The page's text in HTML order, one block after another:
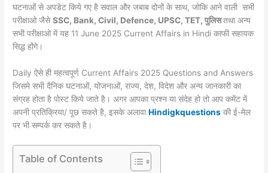
घटनाओं से अपडेट किये गए है सवाल और जबाब दोनों के साथ, जोकि आने वाली सभी
परीक्षाओ जैसेSSC, Bank, Civil, Defence, UPSC, TET, पुलिसतथा अन्य
सभी परीक्षाओ में यह 11 June 2025 Current Affairs in Hindi काफी सहायक
सिद्ध होंगे।
Daily ऐसे ही महत्वपूर्ण Current Affairs 2025 Questions and Answers
जिसमे सभी दैनिक घटनाओं, योजनाओं, राज्य, देश, विदेश और अन्य जानकारी का
संग्रह होता है पोस्ट किये जाते है। अगर आपका प्रश्न या संदेह हो तो आप कमेंट में
अपनी प्रतिक्रिया/ पूछ सकते है, इसके अलावाHindigkquestions की ई-मेल
पर भी सम्पर्क कर सकते है।
Table of Contents